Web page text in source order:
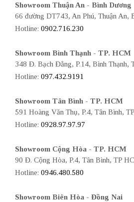
Showroom Thuận An - Bình Dương
66 đường DT743, An Phú, Thuận An,
Hotline: 0902.716.230
Showroom Bình Thạnh - TP. HCM
348 Đ. Bạch Đằng, P.14, Bình Thạnh,
Hotline: 097.432.9191
Showroom Tân Bình - TP. HCM
591 Hoàng Văn Thụ, P.4, Tân Bình,
Hotline: 0928.97.97.97
Showroom Cộng Hòa - TP. HCM
90 Đ. Cộng Hòa, P.4, Tân Bình, TP
Hotline: 0946.480.580
Showroom Biên Hòa - Đồng Nai